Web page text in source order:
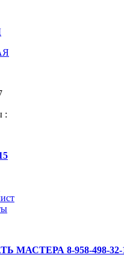
:
МАСТЕРА 8-958-498-32-